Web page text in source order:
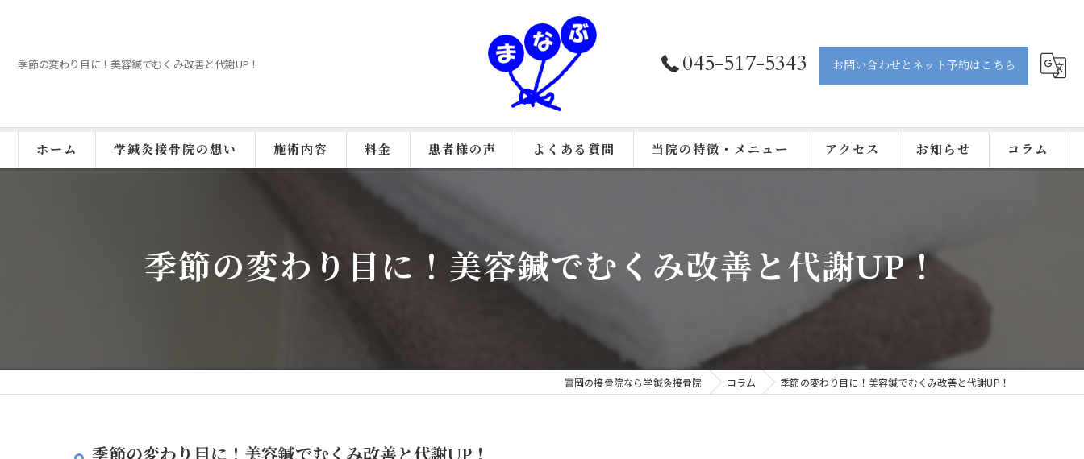
季節の変わり目に！美容鍼でむくみ改善と代謝UP！ 045-517-5343 お問い合わせとネット予約はこちら
ホーム 学鍼灸接骨院の想い 施術内容 料金 患者様の声 よくある質問 当院の特徴・メニュー
美容鍼
肩こり
アクセス お知らせ コラム
季節の変わり目に！美容鍼でむくみ改善と代謝UP！
富岡の接骨院なら学鍼灸接骨院 コラム 季節の変わり目に！美容鍼でむくみ改善と代謝UP！